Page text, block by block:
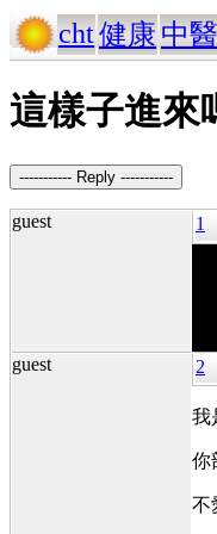
cht健康 中
這樣子進來
----------- Reply -----------
guest 1
guest 2
我
你
不